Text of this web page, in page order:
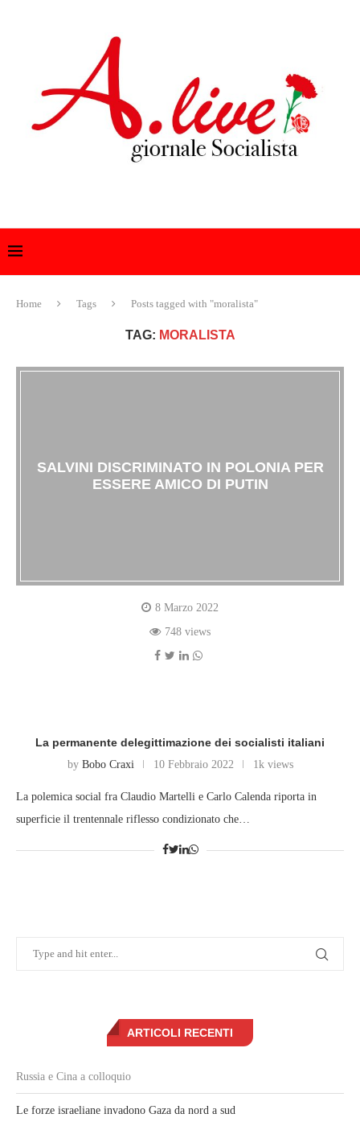
Home Tags Posts tagged with "moralista"
TAG: MORALISTA
SALVINI DISCRIMINATO IN POLONIA PER
ESSERE AMICO DI PUTIN
8 Marzo 2022
748 views
La permanente delegittimazione dei socialisti italiani
by Bobo Craxi 10 Febbraio 2022 1k views
La polemica social fra Claudio Martelli e Carlo Calenda riporta in
superficie il trentennale riflesso condizionato che…
ARTICOLI RECENTI
Russia e Cina a colloquio
Le forze israeliane invadono Gaza da nord a sud